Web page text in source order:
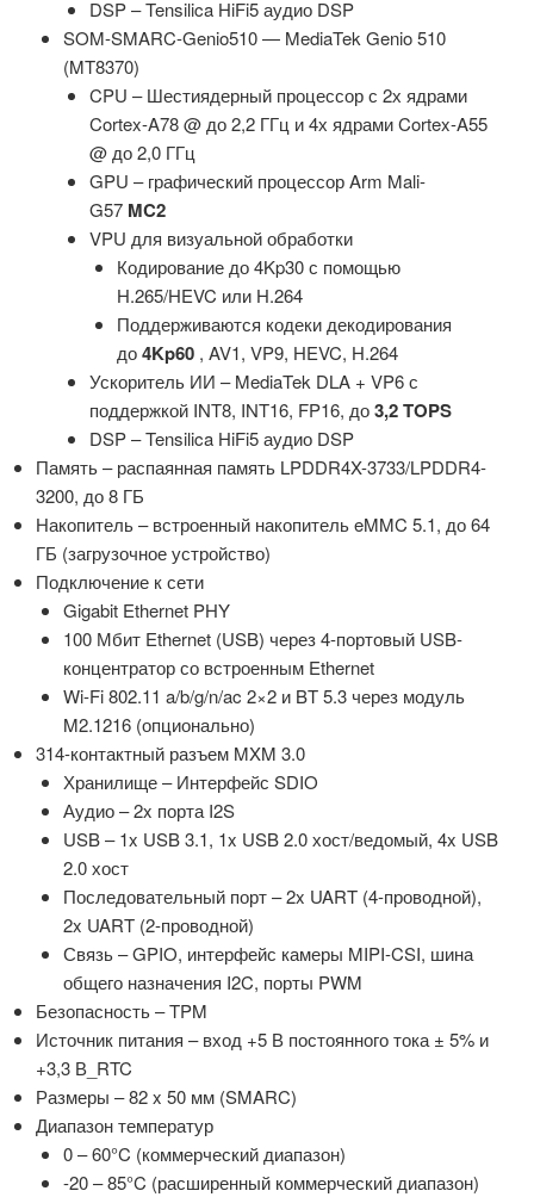
DSP – Tensilica HiFi5 аудио DSP
SOM-SMARC-Genio510 — MediaTek Genio 510
(MT8370)
CPU – Шестиядерный процессор с 2х ядрами
Cortex-A78 @ до 2,2 ГГц и 4х ядрами Cortex-A55
@ до 2,0 ГГц
GPU – графический процессор Arm Mali-
G57 MC2
VPU для визуальной обработки
Кодирование до 4Kp30 с помощью
H.265/HEVC или H.264
Поддерживаются кодеки декодирования
до4Kp60, AV1, VP9, ​​HEVC, H.264
Ускоритель ИИ – MediaTek DLA + VP6 с
поддержкой INT8, INT16, FP16, до3,2 TOPS
DSP – Tensilica HiFi5 аудио DSP
Память – распаянная память LPDDR4X-3733/LPDDR4-
3200, до 8 ГБ
Накопитель – встроенный накопитель eMMC 5.1, до 64
ГБ (загрузочное устройство)
Подключение к сети
Gigabit Ethernet PHY
100 Мбит Ethernet (USB) через 4-портовый USB-
концентратор со встроенным Ethernet
Wi-Fi 802.11 a/b/g/n/ac 2×2 и BT 5.3 через модуль
M2.1216 (опционально)
314-контактный разъем MXM 3.0
Хранилище – Интерфейс SDIO
Аудио – 2x порта I2S
USB – 1x USB 3.1, 1x USB 2.0 хост/ведомый, 4x USB
2.0 хост
Последовательный порт – 2x UART (4-проводной),
2x UART (2-проводной)
Связь – GPIO, интерфейс камеры MIPI-CSI, шина
общего назначения I2C, порты PWM
Безопасность – TPM
Источник питания – вход +5 В постоянного тока ± 5% и
+3,3 В_RTC
Размеры – 82 x 50 мм (SMARC)
Диапазон температур
0 – 60°C (коммерческий диапазон)
-20 – 85°C (расширенный коммерческий диапазон)